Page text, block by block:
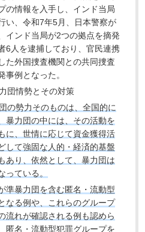
の情報を入手し、インド当局
い、令和7年5月、日本警察が
インド当局が2つの拠点を摘発
6人を逮捕しており、官民連携
た外国捜査機関との共同捜査
事例となった。
団情勢とその対策
の勢力そのものは、全国的に
暴力団の中には、その活動を
に、世情に応じて資金獲得活
して強固な人的・経済的基盤
あり、依然として、暴力団は
っている。
準暴力団を含む匿名・流動型
なる例や、これらのグループ
流れが確認される例も認めら
匿名・流動型犯罪グループを